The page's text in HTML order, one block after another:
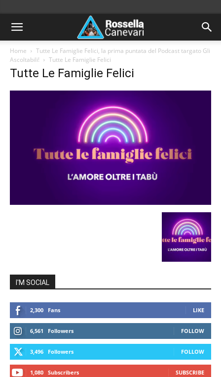
Home
Tutte Le Famiglie Felici, la prima puntata del Podcast targato Gli
Ascoltabili!
Tutte Le Famiglie Felici
Tutte Le Famiglie Felici
I'M SOCIAL
2,300 Fans LIKE
6,561 Followers FOLLOW
3,496 Followers FOLLOW
1,080 Subscribers SUBSCRIBE